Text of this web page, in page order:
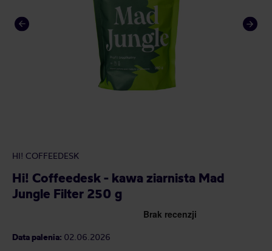
HI! COFFEEDESK
Hi! Coffeedesk - kawa ziarnista Mad
Jungle Filter 250 g
Data palenia: 02.06.2026